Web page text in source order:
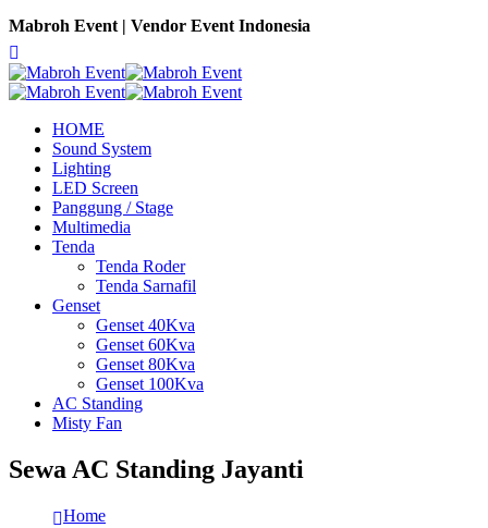
Mabroh Event | Vendor Event Indonesia
HOME
Sound System
Lighting
LED Screen
Panggung / Stage
Multimedia
Tenda
Tenda Roder
Tenda Sarnafil
Genset
Genset 40Kva
Genset 60Kva
Genset 80Kva
Genset 100Kva
AC Standing
Misty Fan
Sewa AC Standing Jayanti
Home